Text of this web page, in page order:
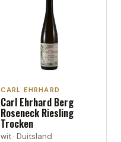
CARL EHRHARD
Carl Ehrhard Berg
Roseneck Riesling
Trocken
wit · Duitsland